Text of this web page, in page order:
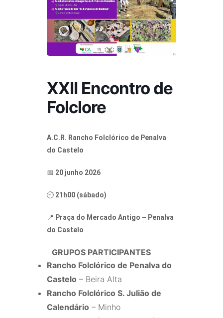
XXII Encontro de
Folclore
A.C.R. Rancho Folclórico de Penalva
do Castelo
📅 20 junho 2026
🕘 21h00 (sábado)
📍 Praça do Mercado Antigo – Penalva
do Castelo
GRUPOS PARTICIPANTES
Rancho Folclórico de Penalva do
Castelo – Beira Alta
Rancho Folclórico S. Julião de
Calendário – Minho